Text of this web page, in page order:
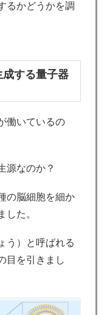
るかどうかを調
する量子器
働いているの
源なのか？
の脳細胞を細か
した。
う）と呼ばれる
目を引きまし